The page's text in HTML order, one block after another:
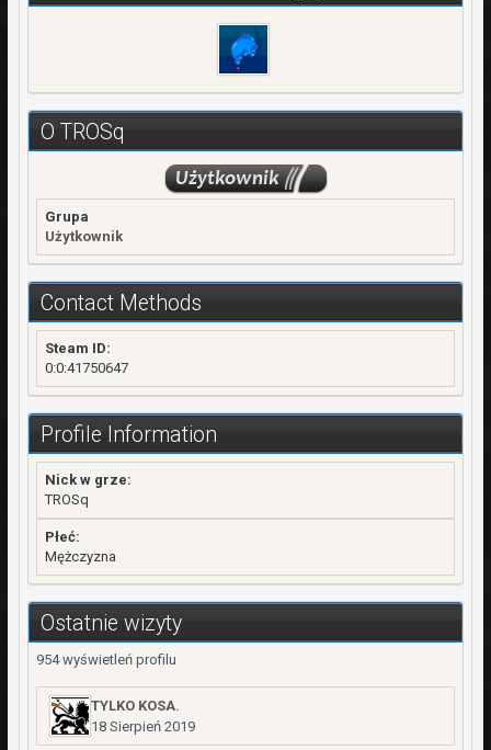
6 Sierpień 2015
O TROSq
Grupa
Użytkownik
Contact Methods
Steam ID:
0:0:41750647
Profile Information
Nick w grze:
TROSq
Płeć:
Mężczyzna
Ostatnie wizyty
954 wyświetleń profilu
TYLKO KOSA.
18 Sierpień 2019